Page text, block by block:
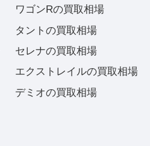
ワゴンRの買取相場
タントの買取相場
セレナの買取相場
エクストレイルの買取相場
デミオの買取相場